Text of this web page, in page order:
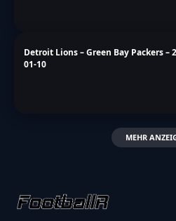
Detroit Lions – Green Bay Packers –
01-10
MEHR